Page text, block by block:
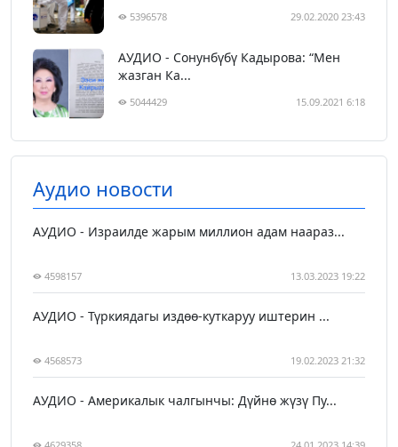
5396578 29.02.2020 23:43
АУДИО - Сонунбүбү Кадырова: “Мен
жазган Ка...
5044429 15.09.2021 6:18
Аудио новости
АУДИО - Израилде жарым миллион адам наараз...
4598157 13.03.2023 19:22
АУДИО - Түркиядагы издөө-куткаруу иштерин ...
4568573 19.02.2023 21:32
АУДИО - Америкалык чалгынчы: Дүйнө жүзү Пу...